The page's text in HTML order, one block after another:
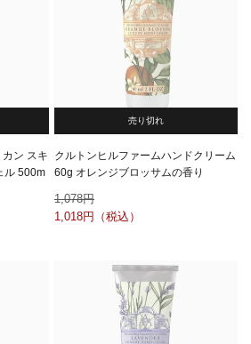
ン スキ
ル 500m
売り切れ
クルトンヒルファームハンドクリーム
60g オレンジブロッサムの香り
1,078
1,018